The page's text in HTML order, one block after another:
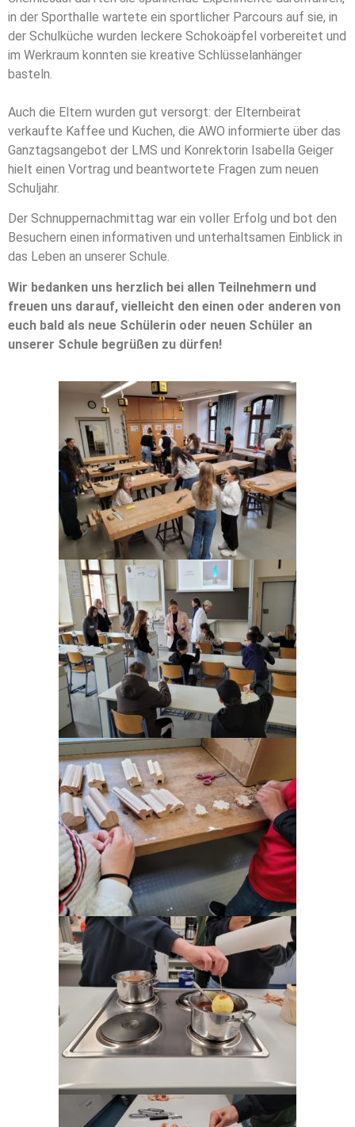
in der Sporthalle wartete ein sportlicher Parcours auf sie, in
der Schulküche wurden leckere Schokoäpfel vorbereitet und
im Werkraum konnten sie kreative Schlüsselanhänger
basteln.
Auch die Eltern wurden gut versorgt: der Elternbeirat
verkaufte Kaffee und Kuchen, die AWO informierte über das
Ganztagsangebot der LMS und Konrektorin Isabella Geiger
hielt einen Vortrag und beantwortete Fragen zum neuen
Schuljahr.
Der Schnuppernachmittag war ein voller Erfolg und bot den
Besuchern einen informativen und unterhaltsamen Einblick in
das Leben an unserer Schule.
Wir bedanken uns herzlich bei allen Teilnehmern und
freuen uns darauf, vielleicht den einen oder anderen von
euch bald als neue Schülerin oder neuen Schüler an
unserer Schule begrüßen zu dürfen!